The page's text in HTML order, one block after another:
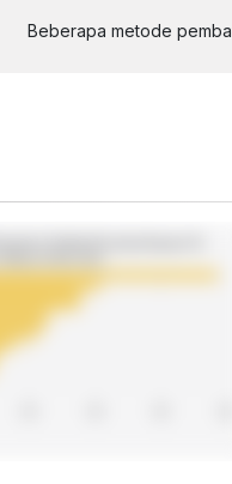
Beberapa metode